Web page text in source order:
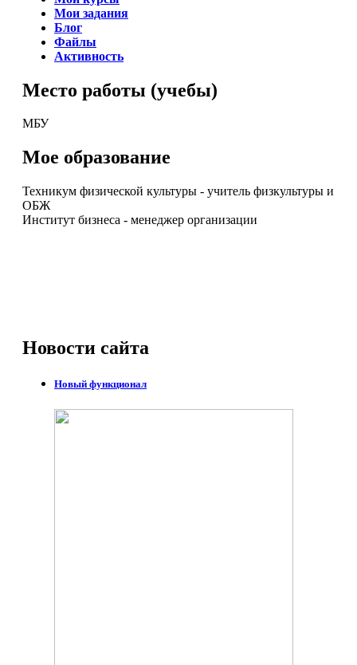
Мои задания
Блог
Файлы
Активность
Место работы (учебы)
МБУ
Мое образование
Техникум физической культуры - учитель физкультуры и
ОБЖ
Институт бизнеса - менеджер организации
Новости сайта
Новый функционал